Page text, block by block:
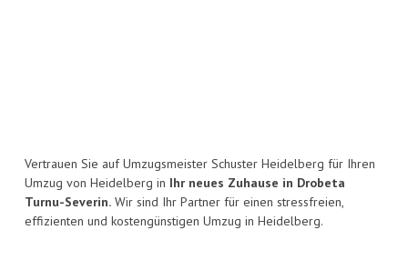
Vertrauen Sie auf Umzugsmeister Schuster Heidelberg für Ihren
Umzug von Heidelberg in Ihr neues Zuhause in Drobeta
Turnu-Severin. Wir sind Ihr Partner für einen stressfreien,
effizienten und kostengünstigen Umzug in Heidelberg.